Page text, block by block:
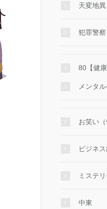
天変地異
犯罪警察
80【健
メンタ
お笑い（
ビジネ
ミステ
中東